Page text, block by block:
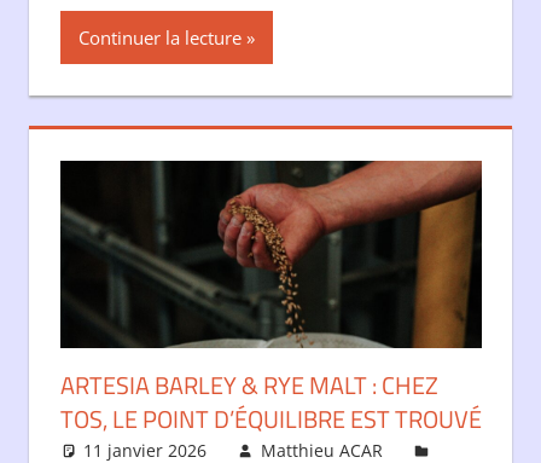
Continuer la lecture
ARTESIA BARLEY & RYE MALT : CHEZ
TOS, LE POINT D’ÉQUILIBRE EST TROUVÉ
11 janvier 2026
Matthieu ACAR